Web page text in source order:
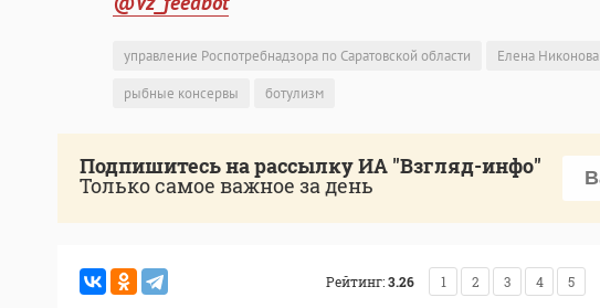
управление Роспотребнадзора по Саратовской области Елена Никонова
рыбные консервы
ботулизм
Подпишитесь на рассылку ИА "Взгляд-инфо"
Только самое важное за день
Рейтинг:3.26 1 2 3 4 5